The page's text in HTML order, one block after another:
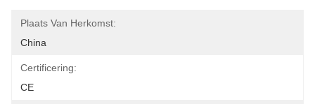
Plaats Van Herkomst:
China
Certificering:
CE